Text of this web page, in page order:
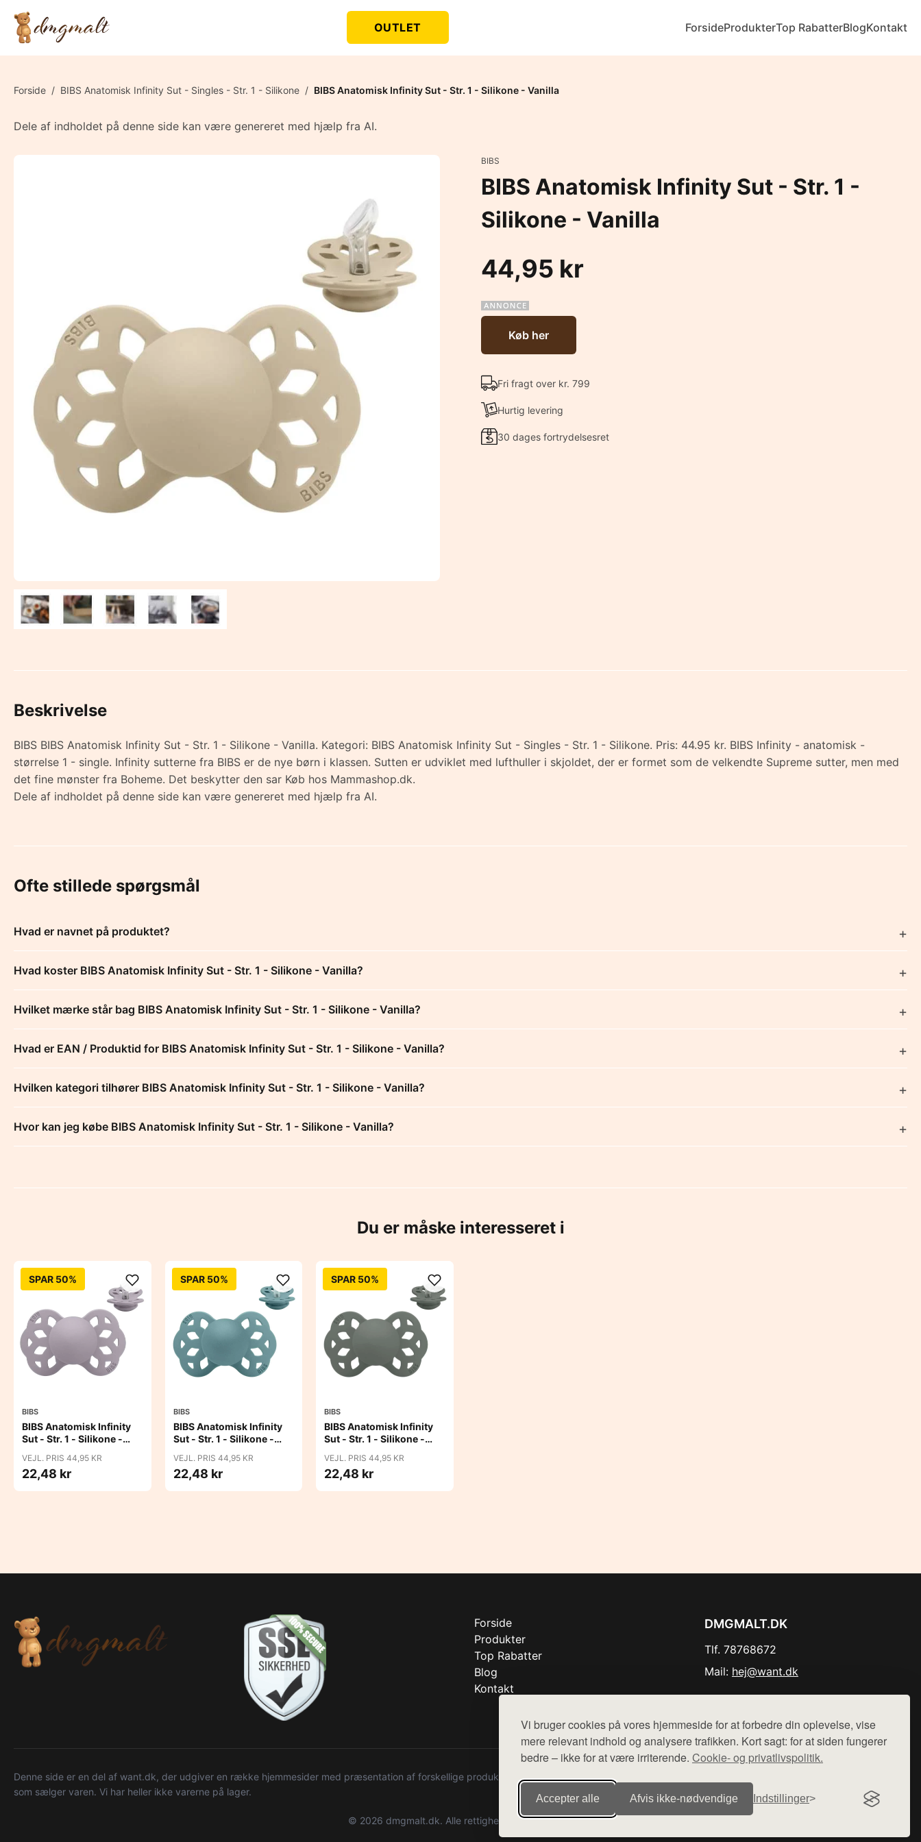
Vi bruger cookies på vores hjemmeside for at forbedre din oplevelse, vise
mere relevant indhold og analysere trafikken. Kort sagt: for at siden fungerer
bedre – ikke for at være irriterende. Cookie- og privatlivspolitik.
Accepter alle Afvis ikke‑nødvendige Indstillinger
OUTLET ForsideProdukterTop RabatterBlogKontakt
Forside / BIBS Anatomisk Infinity Sut - Singles - Str. 1 - Silikone / BIBS Anatomisk Infinity Sut - Str. 1 - Silikone - Vanilla
Dele af indholdet på denne side kan være genereret med hjælp fra AI.
BIBS
BIBS Anatomisk Infinity Sut - Str. 1 -
Silikone - Vanilla
44,95 kr
Køb her
Fri fragt over kr. 799
Hurtig levering
30 dages fortrydelsesret
Beskrivelse
BIBS BIBS Anatomisk Infinity Sut - Str. 1 - Silikone - Vanilla. Kategori: BIBS Anatomisk Infinity Sut - Singles - Str. 1 - Silikone. Pris: 44.95 kr. BIBS Infinity - anatomisk -
størrelse 1 - single. Infinity sutterne fra BIBS er de nye børn i klassen. Sutten er udviklet med lufthuller i skjoldet, der er formet som de velkendte Supreme sutter, men med
det fine mønster fra Boheme. Det beskytter den sar Køb hos Mammashop.dk.
Dele af indholdet på denne side kan være genereret med hjælp fra AI.
Ofte stillede spørgsmål
Hvad er navnet på produktet?
Hvad koster BIBS Anatomisk Infinity Sut - Str. 1 - Silikone - Vanilla?
Hvilket mærke står bag BIBS Anatomisk Infinity Sut - Str. 1 - Silikone - Vanilla?
Hvad er EAN / Produktid for BIBS Anatomisk Infinity Sut - Str. 1 - Silikone - Vanilla?
Hvilken kategori tilhører BIBS Anatomisk Infinity Sut - Str. 1 - Silikone - Vanilla?
Hvor kan jeg købe BIBS Anatomisk Infinity Sut - Str. 1 - Silikone - Vanilla?
Du er måske interesseret i
SPAR 50%
BIBS
BIBS Anatomisk Infinity
Sut - Str. 1 - Silikone -
VEJL. PRIS 44,95 KR
22,48 kr
SPAR 50%
BIBS
BIBS Anatomisk Infinity
Sut - Str. 1 - Silikone -
VEJL. PRIS 44,95 KR
22,48 kr
SPAR 50%
BIBS
BIBS Anatomisk Infinity
Sut - Str. 1 - Silikone -
VEJL. PRIS 44,95 KR
22,48 kr
Forside
Produkter
Top Rabatter
Blog
Kontakt
DMGMALT.DK
Tlf. 78768672
Mail: hej@want.dk
Denne side er en del af want.dk, der udgiver en række hjemmesider med præsentation af forskellige produkter fra diverse webshops. Der sælges ikke varer fra denne side - vi henviser til de shops,
som sælger varen. Vi har heller ikke varerne på lager.
© 2026 dmgmalt.dk. Alle rettigheder forbeholdes.